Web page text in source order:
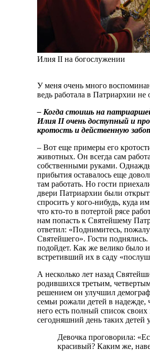
Илия II на богослужении
У меня очень много
ведь работала в Патриархии
– Когда стоишь на
Илия II очень доступный и
кротость и действенную
– Вот еще примеры его
животных. Он всегда сам
собственными руками.
прибытия оставалось еще
там работать. Но гости
двери Патриархии были
спросить у кого-нибудь, куда
что кто-то в потертой рясе
нам попасть к Святейшему
ответил: «Поднимитесь,
Святейшего». Гости
подойдет. Как же велико было
встретивший их в саду
А несколько лет назад
родившихся третьим,
решением он улучшил
семьи рожали детей в
него есть полный список
сегодняшний день таких детей
Девочка проговорила:
красивый? Каким же,